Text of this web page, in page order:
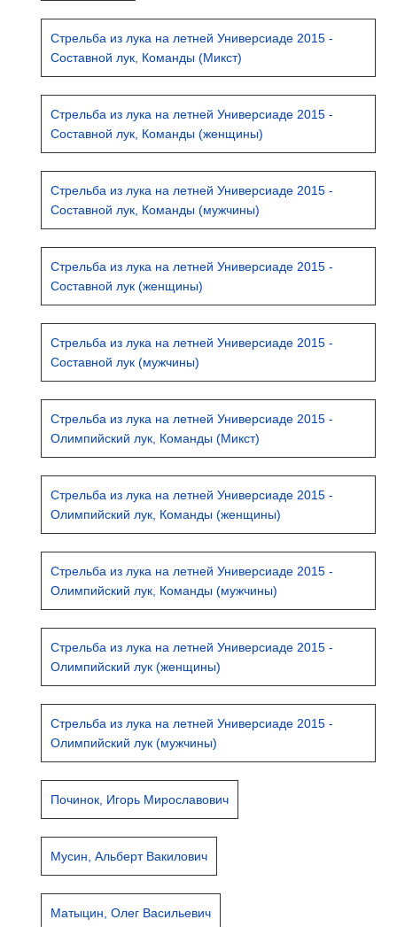
Стрельба из лука на летней Универсиаде 2015 -
Составной лук, Команды (Микст)
Стрельба из лука на летней Универсиаде 2015 -
Составной лук, Команды (женщины)
Стрельба из лука на летней Универсиаде 2015 -
Составной лук, Команды (мужчины)
Стрельба из лука на летней Универсиаде 2015 -
Составной лук (женщины)
Стрельба из лука на летней Универсиаде 2015 -
Составной лук (мужчины)
Стрельба из лука на летней Универсиаде 2015 -
Олимпийский лук, Команды (Микст)
Стрельба из лука на летней Универсиаде 2015 -
Олимпийский лук, Команды (женщины)
Стрельба из лука на летней Универсиаде 2015 -
Олимпийский лук, Команды (мужчины)
Стрельба из лука на летней Универсиаде 2015 -
Олимпийский лук (женщины)
Стрельба из лука на летней Универсиаде 2015 -
Олимпийский лук (мужчины)
Починок, Игорь Мирославович
Мусин, Альберт Вакилович
Матыцин, Олег Васильевич